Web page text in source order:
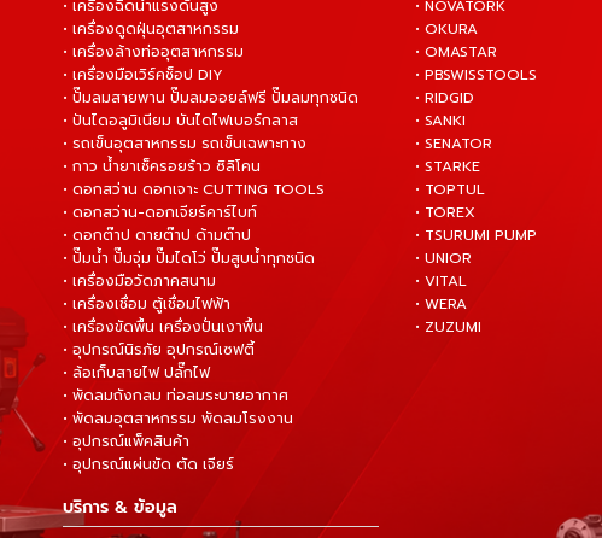
• เครื่องฉีดน้ำแรงดันสูง
• เครื่องดูดฝุ่นอุตสาหกรรม
• เครื่องล้างท่ออุตสาหกรรม
• เครื่องมือเวิร์คช็อป DIY
• ปั๊มลมสายพาน ปั๊มลมออยล์ฟรี ปั๊มลมทุกชนิด
• ปันไดอลูมิเนียม บันไดไฟเบอร์กลาส
• รถเข็นอุตสาหกรรม รถเข็นเฉพาะทาง
• กาว น้ำยาเช็ครอยร้าว ซิลิโคน
• ดอกสว่าน ดอกเจาะ CUTTING TOOLS
• ดอกสว่าน-ดอกเจียร์คาร์ไบท์
• ดอกต๊าป ดายต๊าป ด้ามต๊าป
• ปั๊มน้ำ ปั๊มจุ่ม ปั๊มไดโว่ ปั๊มสูบน้ำทุกชนิด
• เครื่องมือวัดภาคสนาม
• เครื่องเชื่อม ตู้เชื่อมไฟฟ้า
• เครื่องขัดพื้น เครื่องปั่นเงาพื้น
• อุปกรณ์นิรภัย อุปกรณ์เซฟตี้
• ล้อเก็บสายไฟ ปลั๊กไฟ
• พัดลมถังกลม ท่อลมระบายอากาศ
• พัดลมอุตสาหกรรม พัดลมโรงงาน
• อุปกรณ์แพ็คสินค้า
• อุปกรณ์แผ่นขัด ตัด เจียร์
• NOVATORK
• OKURA
• OMASTAR
• PBSWISSTOOLS
• RIDGID
• SANKI
• SENATOR
• STARKE
• TOPTUL
• TOREX
• TSURUMI PUMP
• UNIOR
• VITAL
• WERA
• ZUZUMI
บริการ & ข้อมูล